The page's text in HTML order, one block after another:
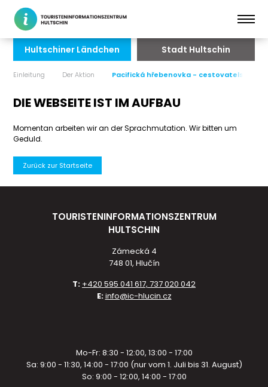
Hultschiner Ländchen Stadt Hultschin
Einleitung Der Aktion Pacifická hřebenovka - cestovatelská
DIE WEBSEITE IST IM AUFBAU
Momentan arbeiten wir an der Sprachmutation. Wir bitten um
Geduld.
Zurück zur Startseite
TOURISTENINFORMATIONSZENTRUM
HULTSCHIN
Zámecká 4
748 01, Hlučín
T: +420 595 041 617, 737 020 042
E:info@ic-hlucin.cz
Mo-Fr: 8:30 - 12:00, 13:00 - 17:00
Sa: 9:00 - 11:30, 14:00 - 17:00 (nur vom 1. Juli bis 31. August)
So: 9:00 - 12:00, 14:00 - 17:00